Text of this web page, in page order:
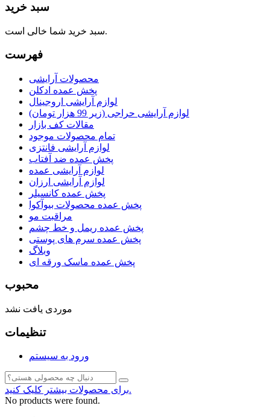
سبد خرید
سبد خرید شما خالی است.
فهرست
محصولات آرایشی
پخش عمده ادکلن
لوازم آرایشی اروجینال
لوازم آرایشی حراجی (زیر 99 هزار تومان)
مقالات کف بازار
تمام محصولات موجود
لوازم آرایشی فانتزی
پخش عمده ضد آفتاب
لوازم آرایشی عمده
لوازم آرایشی ارزان
پخش عمده کانسیلر
پخش عمده محصولات بیوآکوا
مراقبت مو
پخش عمده ریمل و خط چشم
پخش عمده سرم های پوستی
وبلاگ
پخش عمده ماسک ورقه ای
محبوب
موردی یافت نشد
تنظیمات
ورود به سیستم
برای محصولات بیشتر کلیک کنید.
No products were found.